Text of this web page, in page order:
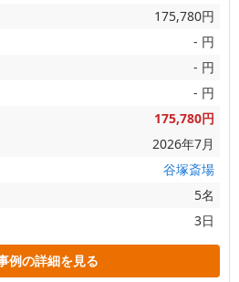
175,780円
- 円
- 円
- 円
175,780円
2026年7月
谷塚斎場
5名
3日
例の詳細を見る